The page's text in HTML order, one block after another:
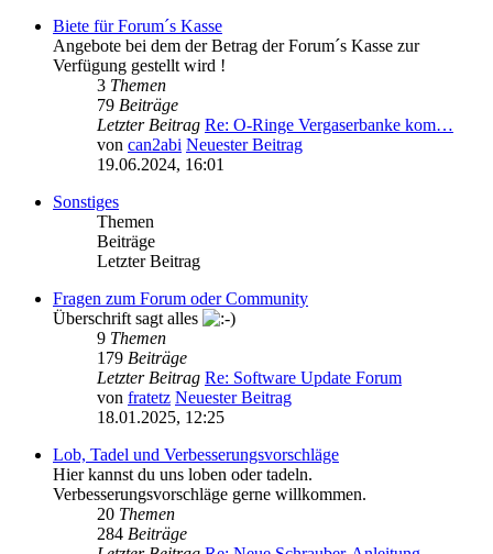
Biete für Forum´s Kasse
Angebote bei dem der Betrag der Forum´s Kasse zur
Verfügung gestellt wird !
3 Themen
79 Beiträge
Letzter Beitrag Re: O-Ringe Vergaserbanke kom…
von can2abi Neuester Beitrag
19.06.2024, 16:01
Sonstiges
Themen
Beiträge
Letzter Beitrag
Fragen zum Forum oder Community
Überschrift sagt alles
9 Themen
179 Beiträge
Letzter Beitrag Re: Software Update Forum
von fratetz Neuester Beitrag
18.01.2025, 12:25
Lob, Tadel und Verbesserungsvorschläge
Hier kannst du uns loben oder tadeln.
Verbesserungsvorschläge gerne willkommen.
20 Themen
284 Beiträge